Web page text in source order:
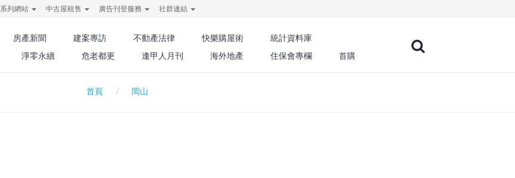
系列網站 中古屋租售 廣告刊登服務 社群連結
房產新聞 建案專訪 不動產法律 快樂購屋術
統計資料庫
淨零永續 危老都更 逢甲人月刊 海外地產 住保會專欄 首購
首頁 岡山